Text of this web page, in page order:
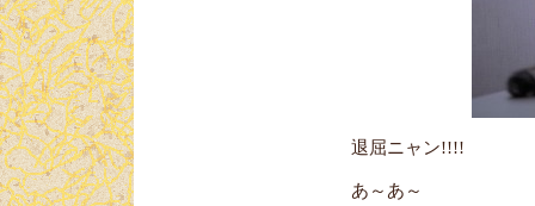
退屈ニャン!!!!
あ～あ～